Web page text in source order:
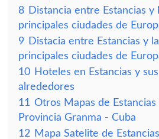
8 Distancia entre Estancias y
principales ciudades de
9 Distacia entre Estancias y
principales ciudades de
10 Hoteles en Estancias y sus
alrededores
11 Otros Mapas de Estancias
Provincia Granma - Cuba
12 Mapa Satelite de